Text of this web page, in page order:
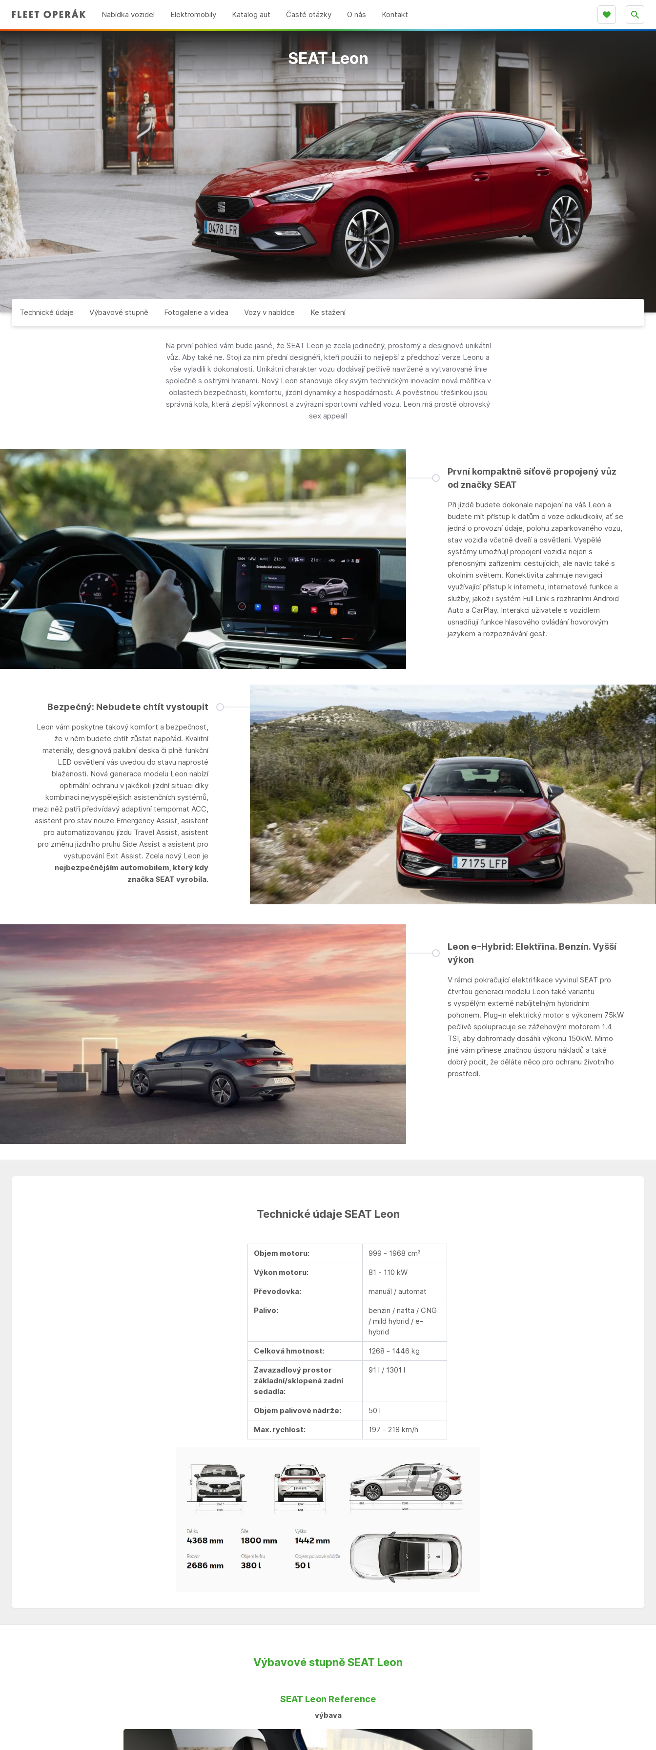
Nabídka vozidel Elektromobily Katalog aut Časté otázky O nás Kontakt
SEAT Leon
Technické údaje Výbavové stupně Fotogalerie a videa Vozy v nabídce Ke stažení
Na první pohled vám bude jasné, že SEAT Leon je zcela jedinečný, prostorný a designově unikátní
vůz. Aby také ne. Stojí za ním přední designéři, kteří použili to nejlepší z předchozí verze Leonu a
vše vyladili k dokonalosti. Unikátní charakter vozu dodávají pečlivě navržené a vytvarované linie
společně s ostrými hranami. Nový Leon stanovuje díky svým technickým inovacím nová měřítka v
oblastech bezpečnosti, komfortu, jízdní dynamiky a hospodárnosti. A pověstnou třešinkou jsou
správná kola, která zlepší výkonnost a zvýrazní sportovní vzhled vozu. Leon má prostě obrovský
sex appeal!
První kompaktně síťově propojený vůz
od značky SEAT
Při jízdě budete dokonale napojení na váš Leon a
budete mít přístup k datům o voze odkudkoliv, ať se
jedná o provozní údaje, polohu zaparkovaného vozu,
stav vozidla včetně dveří a osvětlení. Vyspělé
systémy umožňují propojení vozidla nejen s
přenosnými zařízeními cestujících, ale navíc také s
okolním světem. Konektivita zahrnuje navigaci
využívající přístup k internetu, internetové funkce a
služby, jakož i systém Full Link s rozhraními Android
Auto a CarPlay. Interakci uživatele s vozidlem
usnadňují funkce hlasového ovládání hovorovým
jazykem a rozpoznávání gest.
Bezpečný: Nebudete chtít vystoupit
Leon vám poskytne takový komfort a bezpečnost,
že v něm budete chtít zůstat napořád. Kvalitní
materiály, designová palubní deska či plně funkční
LED osvětlení vás uvedou do stavu naprosté
blaženosti. Nová generace modelu Leon nabízí
optimální ochranu v jakékoli jízdní situaci díky
kombinaci nejvyspělejších asistenčních systémů,
mezi něž patří předvídavý adaptivní tempomat ACC,
asistent pro stav nouze Emergency Assist, asistent
pro automatizovanou jízdu Travel Assist, asistent
pro změnu jízdního pruhu Side Assist a asistent pro
vystupování Exit Assist. Zcela nový Leon je
nejbezpečnějším automobilem, který kdy
značka SEAT vyrobila.
Leon e-Hybrid: Elektřina. Benzín. Vyšší
výkon
V rámci pokračující elektrifikace vyvinul SEAT pro
čtvrtou generaci modelu Leon také variantu
s vyspělým externě nabíjitelným hybridním
pohonem. Plug-in elektrický motor s výkonem 75kW
pečlivě spolupracuje se zážehovým motorem 1.4
TSI, aby dohromady dosáhli výkonu 150kW. Mimo
jiné vám přinese značnou úsporu nákladů a také
dobrý pocit, že děláte něco pro ochranu životního
prostředí.
Technické údaje SEAT Leon
Objem motoru: 999 - 1968 cm³
Výkon motoru: 81 - 110 kW
Převodovka: manuál / automat
Palivo:
benzin / nafta / CNG
/ mild hybrid / e-
hybrid
Celková hmotnost: 1268 - 1446 kg
Zavazadlový prostor
základní/sklopená zadní
sedadla:
91 l / 1301 l
Objem palivové nádrže: 50 l
Max. rychlost: 197 - 218 km/h
Výbavové stupně SEAT Leon
SEAT Leon Reference
výbava